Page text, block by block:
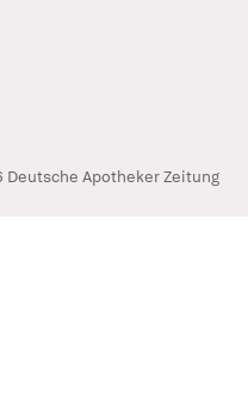
Deutsche Apotheker Zeitung